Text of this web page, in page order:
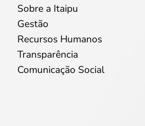
Sobre a Itaipu
Gestão
Recursos Humanos
Transparência
Comunicação Social